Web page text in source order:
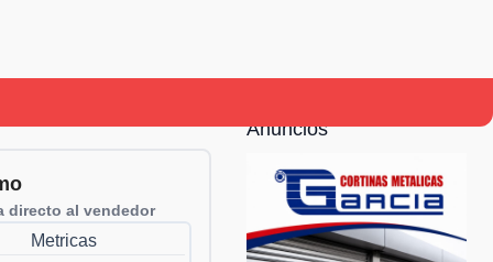
directo al vendedor
Metricas
Anuncios